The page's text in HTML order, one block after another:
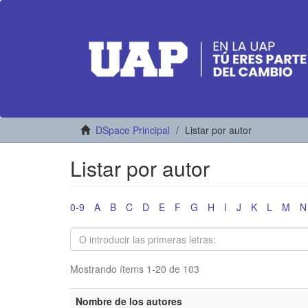
DSpace Principal Listar por autor
Listar por autor
0-9 A B C D E F G H I J K L M N
Mostrando ítems 1-20 de 103
Nombre de los autores